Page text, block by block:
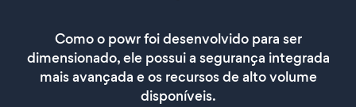
Como o powr foi desenvolvido para ser
dimensionado, ele possui a segurança integrada
mais avançada e os recursos de alto volume
disponíveis.